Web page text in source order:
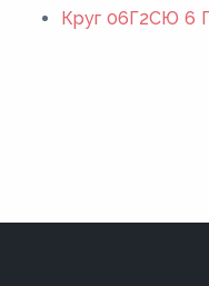
Круг 06Г2СЮ 6